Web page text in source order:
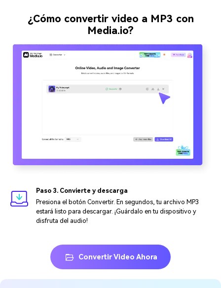
¿Cómo convertir video a MP3 con
Media.io?
Paso 3. Convierte y descarga
Presiona el botón Convertir. En segundos, tu archivo MP3
estará listo para descargar. ¡Guárdalo en tu dispositivo y
disfruta del audio!
Convertir Video Ahora